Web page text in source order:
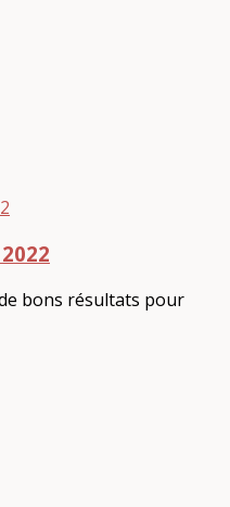
bons résultats pour